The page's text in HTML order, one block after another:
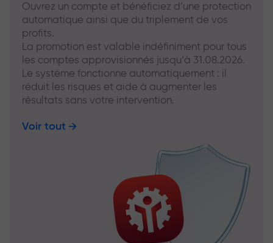
Ouvrez un compte et bénéficiez d’une protection
automatique ainsi que du triplement de vos
profits.
La promotion est valable indéfiniment pour tous
les comptes approvisionnés jusqu’à 31.08.2026.
Le système fonctionne automatiquement : il
réduit les risques et aide à augmenter les
résultats sans votre intervention.
Voir tout